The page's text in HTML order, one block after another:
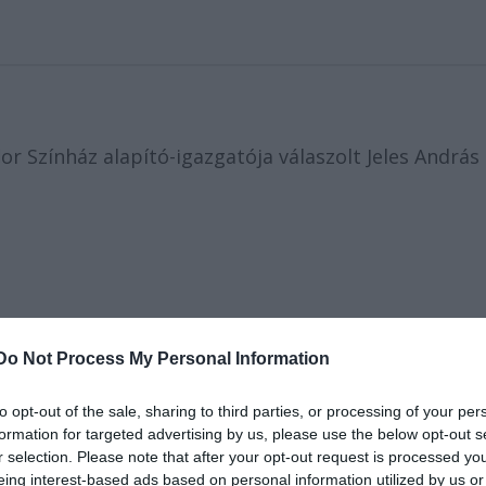
Not Process My Personal Information
opt-out of the sale, sharing to third parties, or processing of your
for targeted advertising by us, please use the below opt-out
selection. Please note that after your opt-out request is processed
interest-based ads based on personal information utilized by us
Színház alapító-igazgatója válaszolt Jeles András
egyik legjelentősebb egyénisége. Pályafutása
felismerteti velünk a világ nehezen
szolgál nyílt levele, melyben mintegy lerántja
vagyok valójában. Paradoxon ugyan, de az
hogy a hátralévő, nyilván már nem túl hosszú